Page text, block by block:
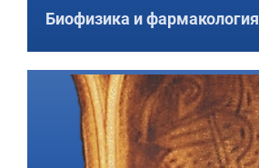
Биофизика и фармакология